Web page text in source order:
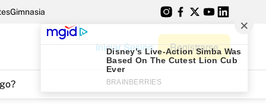
Gimnasia
Iniciar Sesión Registrarse